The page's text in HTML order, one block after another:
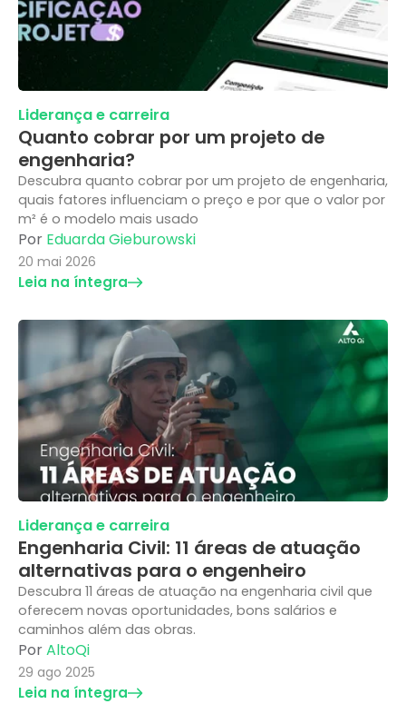
Liderança e carreira
Quanto cobrar por um projeto de
engenharia?
Descubra quanto cobrar por um projeto de engenharia,
quais fatores influenciam o preço e por que o valor por
m² é o modelo mais usado
Por Eduarda Gieburowski
20 mai 2026
Leia na íntegra
Liderança e carreira
Engenharia Civil: 11 áreas de atuação
alternativas para o engenheiro
Descubra 11 áreas de atuação na engenharia civil que
oferecem novas oportunidades, bons salários e
caminhos além das obras.
PorAltoQi
29 ago 2025
Leia na íntegra